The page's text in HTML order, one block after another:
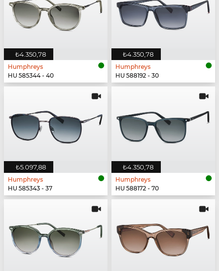
₺4.350,78
Humphreys
HU 585344 - 40
₺4.350,78
Humphreys
HU 588192 - 30
₺5.097,88
Humphreys
HU 585343 - 37
₺4.350,78
Humphreys
HU 588172 - 70